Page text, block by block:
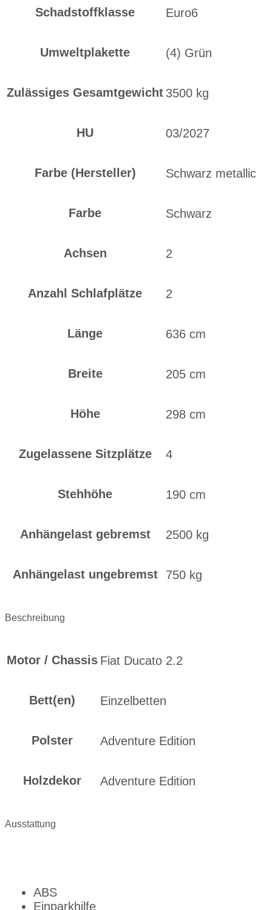
Schadstoffklasse Euro6
Umweltplakette (4) Grün
Zulässiges Gesamtgewicht 3500 kg
HU 03/2027
Farbe (Hersteller) Schwarz metallic
Farbe Schwarz
Achsen 2
Anzahl Schlafplätze 2
Länge 636 cm
Breite 205 cm
Höhe 298 cm
Zugelassene Sitzplätze 4
Stehhöhe 190 cm
Anhängelast gebremst 2500 kg
Anhängelast ungebremst 750 kg
Beschreibung
Motor / Chassis Fiat Ducato 2.2
Bett(en) Einzelbetten
Polster Adventure Edition
Holzdekor Adventure Edition
Ausstattung
ABS
Einparkhilfe